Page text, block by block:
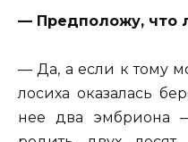
— Предположу, что
— Да, а если к тому
лосиха оказалась
нее два эмбриона